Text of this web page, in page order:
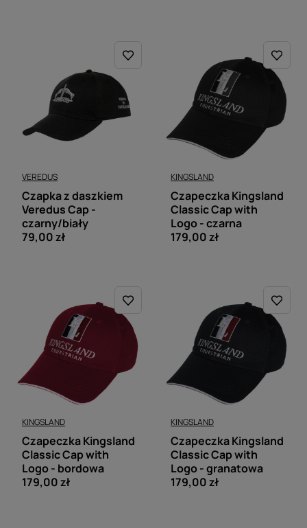
VEREDUS
Czapka z daszkiem
Veredus Cap -
czarny/biały
79,00 zł
KINGSLAND
Czapeczka Kingsland
Classic Cap with
Logo - czarna
179,00 zł
KINGSLAND
Czapeczka Kingsland
Classic Cap with
Logo - bordowa
179,00 zł
KINGSLAND
Czapeczka Kingsland
Classic Cap with
Logo - granatowa
179,00 zł